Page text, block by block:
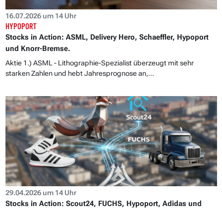
16.07.2026 um 14 Uhr
HYPOPORT
Stocks in Action: ASML, Delivery Hero, Schaeffler, Hypoport
und Knorr-Bremse.
Aktie 1.) ASML - Lithographie-Spezialist überzeugt mit sehr
starken Zahlen und hebt Jahresprognose an,...
29.04.2026 um 14 Uhr
Stocks in Action: Scout24, FUCHS, Hypoport, Adidas und